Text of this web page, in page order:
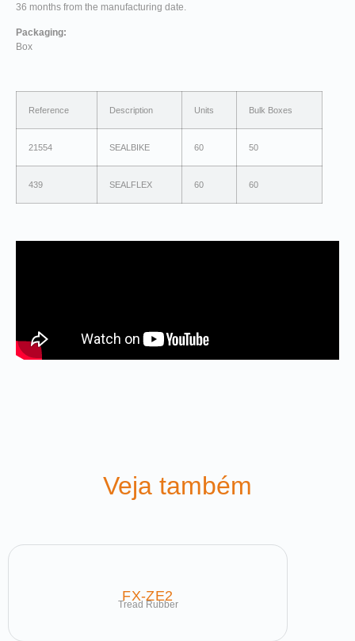
36 months from the manufacturing date.
Packaging:
Box
Reference Description Units Bulk Boxes
21554 SEALBIKE 60 50
439 SEALFLEX 60 60
Veja também
FX-ZE2
Tread Rubber